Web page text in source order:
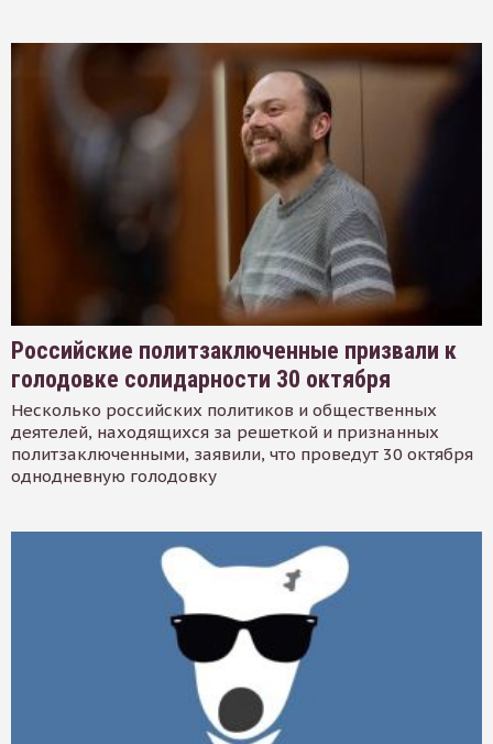
Российские политзаключенные призвали к
голодовке солидарности 30 октября
Несколько российских политиков и общественных
деятелей, находящихся за решеткой и признанных
политзаключенными, заявили, что проведут 30 октября
однодневную голодовку